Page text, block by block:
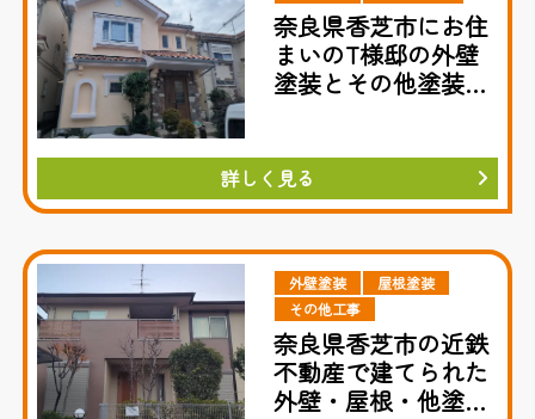
奈良県香芝市にお住
まいのT様邸の外壁
塗装とその他塗装工
詳しく見る
外壁塗装
屋根塗装
その他工事
奈良県香芝市の近鉄
不動産で建てられた
外壁・屋根・他塗装